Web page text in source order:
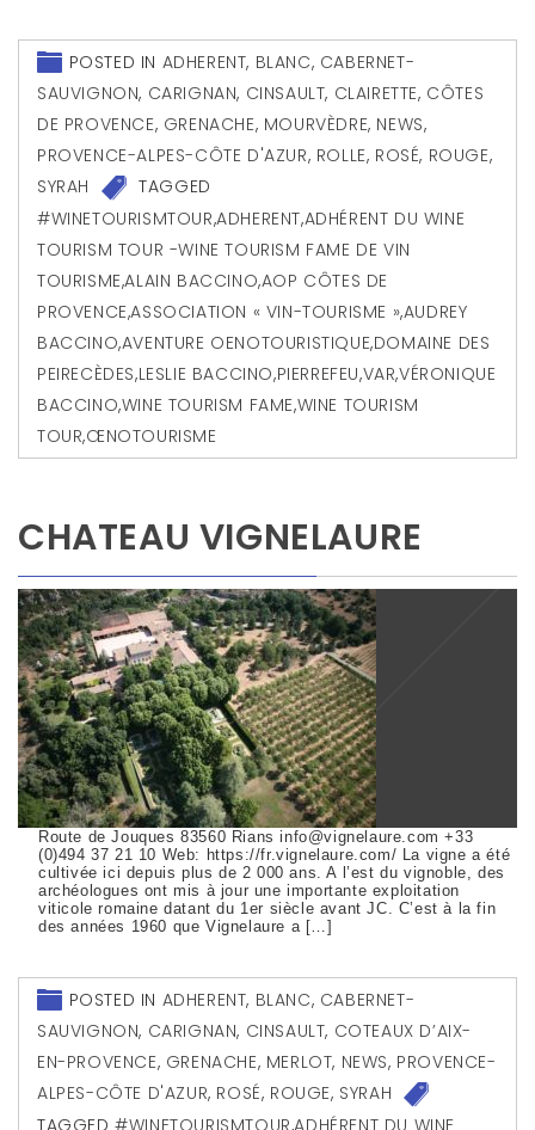
POSTED IN ADHERENT, BLANC, CABERNET-
SAUVIGNON, CARIGNAN, CINSAULT, CLAIRETTE, CÔTES
DE PROVENCE, GRENACHE, MOURVÈDRE, NEWS,
PROVENCE-ALPES-CÔTE D'AZUR, ROLLE, ROSÉ, ROUGE,
SYRAH
TAGGED
#WINETOURISMTOUR,ADHERENT,ADHÉRENT DU WINE
TOURISM TOUR -WINE TOURISM FAME DE VIN
TOURISME,ALAIN BACCINO,AOP CÔTES DE
PROVENCE,ASSOCIATION « VIN-TOURISME »,AUDREY
BACCINO,AVENTURE OENOTOURISTIQUE,DOMAINE DES
PEIRECÈDES,LESLIE BACCINO,PIERREFEU,VAR,VÉRONIQUE
BACCINO,WINE TOURISM FAME,WINE TOURISM
TOUR,ŒNOTOURISME
CHATEAU VIGNELAURE
Route de Jouques 83560 Rians info@vignelaure.com +33
(0)494 37 21 10 Web: https://fr.vignelaure.com/ La vigne a été
cultivée ici depuis plus de 2 000 ans. A l’est du vignoble, des
archéologues ont mis à jour une importante exploitation
viticole romaine datant du 1er siècle avant JC. C’est à la fin
des années 1960 que Vignelaure a […]
POSTED IN ADHERENT, BLANC, CABERNET-
SAUVIGNON, CARIGNAN, CINSAULT, COTEAUX D’AIX-
EN-PROVENCE, GRENACHE, MERLOT, NEWS, PROVENCE-
ALPES-CÔTE D'AZUR, ROSÉ, ROUGE, SYRAH
TAGGED#WINETOURISMTOUR,ADHÉRENT DU WINE